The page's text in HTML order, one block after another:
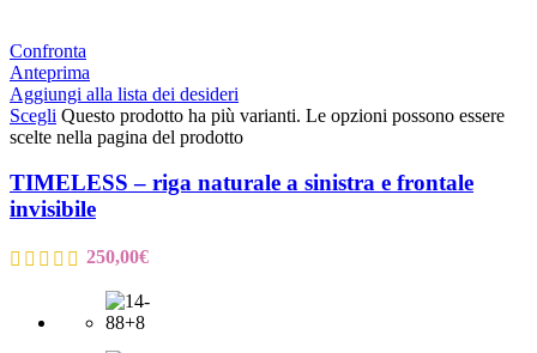
Confronta
Anteprima
Aggiungi alla lista dei desideri
Scegli Questo prodotto ha più varianti. Le opzioni possono essere
scelte nella pagina del prodotto
TIMELESS – riga naturale a sinistra e frontale
invisibile
250,00€